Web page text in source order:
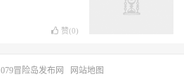
赞(0)
079冒险岛发布网 网站地图